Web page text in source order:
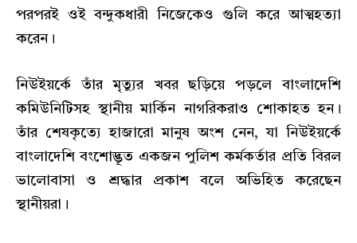
পরপরই ওই বন্দুকধারী নিজেকেও গুলি করে আত্মহত্যা
করেন।
নিউইয়র্কে তাঁর মৃত্যুর খবর ছড়িয়ে পড়লে বাংলাদেশি
কমিউনিটিসহ স্থানীয় মার্কিন নাগরিকরাও শোকাহত হন।
তাঁর শেষকৃত্যে হাজারো মানুষ অংশ নেন, যা নিউইয়র্কে
বাংলাদেশি বংশোদ্ভূত একজন পুলিশ কর্মকর্তার প্রতি বিরল
ভালোবাসা ও শ্রদ্ধার প্রকাশ বলে অভিহিত করেছেন
স্থানীয়রা।